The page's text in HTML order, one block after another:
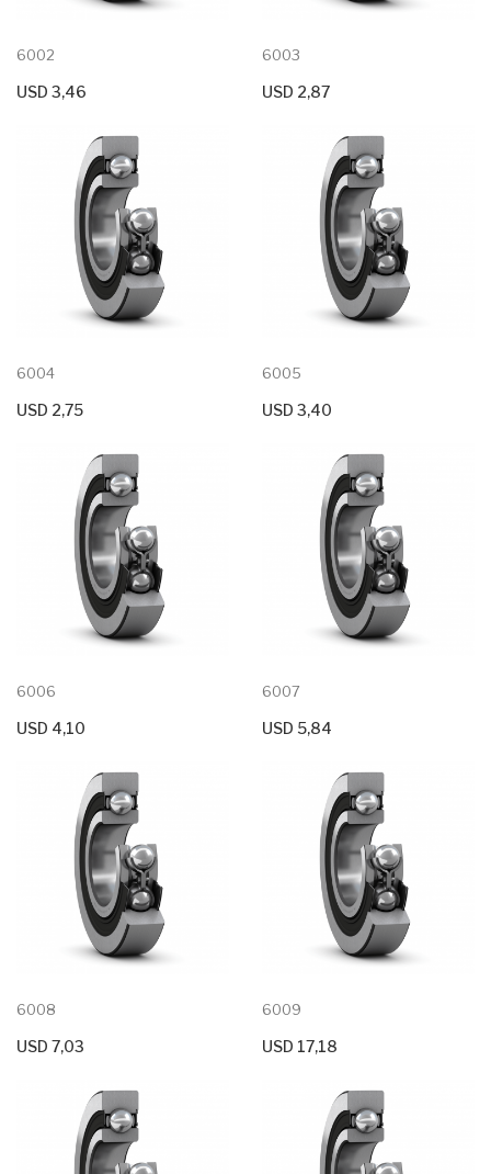
6002
USD 3,46
+ Agregar Al Carrito
6003
USD 2,87
6004
USD 2,75
+ Agregar Al Carrito
6005
USD 3,40
6006
USD 4,10
6007
USD 5,84
+ Agregar Al Carrito
6008
USD 7,03
+ Agregar Al Carrito
6009
USD 17,18
+ Agregar Al Carrito